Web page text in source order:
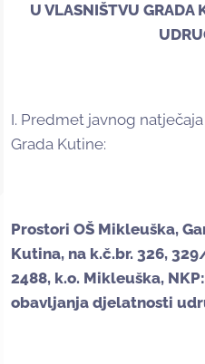
U VLASNIŠTVU GRADA
I. Predmet javnog
Grada Kutine:
Prostori OŠ Mikleuška,
Kutina, na k.č.br. 326,
2488, k.o. Mikleuška,
obavljanja djelatnosti